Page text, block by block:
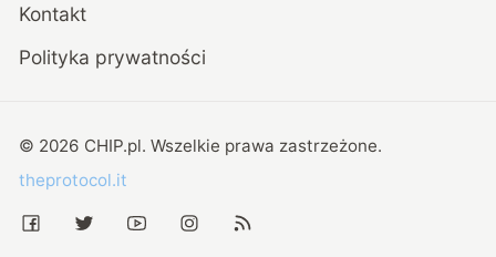
Kontakt
Polityka prywatności
© 2026 CHIP.pl. Wszelkie prawa zastrzeżone.
theprotocol.it